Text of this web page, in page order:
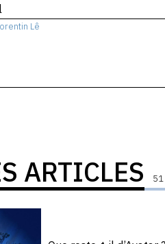
Lê
ARTICLES